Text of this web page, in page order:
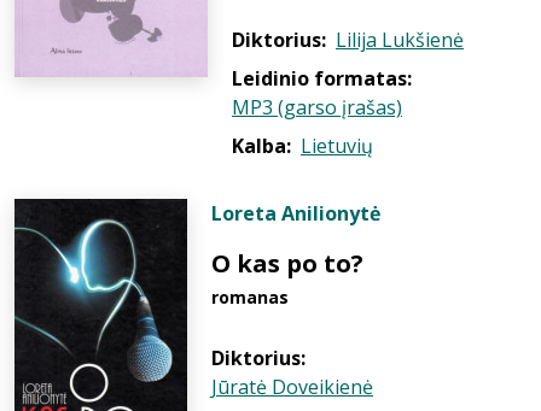
Diktorius: Lilija Lukšienė
Leidinio formatas:
MP3 (garso įrašas)
Kalba: Lietuvių
Loreta Anilionytė
O kas po to?
romanas
Diktorius:
Jūratė Doveikienė